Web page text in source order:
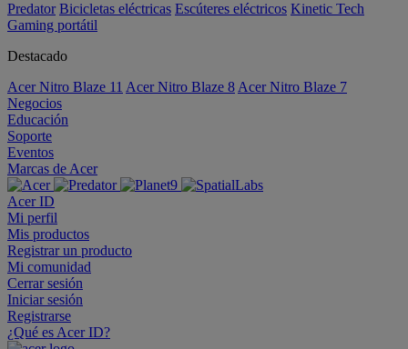
Predator Bicicletas eléctricas Escúteres eléctricos Kinetic Tech
Gaming portátil
Destacado
Acer Nitro Blaze 11 Acer Nitro Blaze 8 Acer Nitro Blaze 7
Negocios
Educación
Soporte
Eventos
Marcas de Acer
Acer ID
Mi perfil
Mis productos
Registrar un producto
Mi comunidad
Cerrar sesión
Iniciar sesión
Registrarse
¿Qué es Acer ID?